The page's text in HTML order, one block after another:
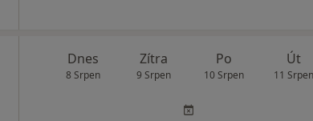
Dnes
8 Srpen
Zítra
9 Srpen
Po
10 Srpen
Út
11 Srpen